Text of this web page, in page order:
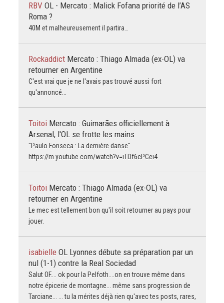
RBV OL - Mercato : Malick Fofana priorité de l’AS
Roma ?
40M et malheureusement il partira…
Rockaddict Mercato : Thiago Almada (ex-OL) va
retourner en Argentine
C'est vrai que je ne l'avais pas trouvé aussi fort
qu'annoncé...
Toitoi Mercato : Guimarães officiellement à
Arsenal, l'OL se frotte les mains
"Paulo Fonseca : La dernière danse"
https://m.youtube.com/watch?v=iTDf6cPCei4
Toitoi Mercato : Thiago Almada (ex-OL) va
retourner en Argentine
Le mec est tellement bon qu'il soit retourner au pays pour
jouer.
isabielle OL Lyonnes débute sa préparation par un
nul (1-1) contre la Real Sociedad
Salut OF.... ok pour la Pelfoth....on en trouve même dans
notre épicerie de montagne... même sans progression de
Tarciane... ... tu la mérites déjà rien qu'avec tes posts, rares,